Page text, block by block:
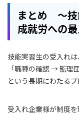
まとめ ～技
成就労への
技能実習生の受入れは
「職種の確認 → 監
という長期にわたるプ
受入れ企業様が制度